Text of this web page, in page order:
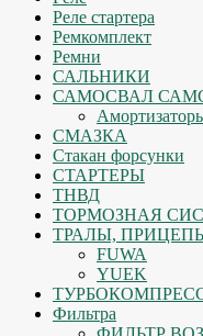
Реле стартера
Ремкомплект
Ремни
САЛЬНИКИ
САМОСВАЛ
СМАЗКА
Стакан форсунки
СТАРТЕРЫ
ТНВД
ТОРМОЗНАЯ
ТРАЛЫ,
FUWA
YUEK
Фильтра